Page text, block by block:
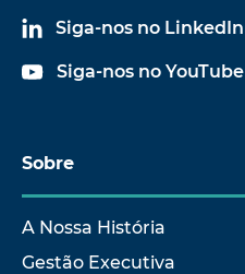
Siga-nos no LinkedIn
Siga-nos no YouTube
Sobre
A Nossa História
Gestão Executiva